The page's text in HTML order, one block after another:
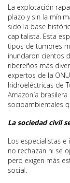
La explotación
plazo y sin la
sido la base
capitalista. Esta
tipos de tumores
inundaron cientos
ribereños más
expertos de la
hidroeléctricas de
Amazonía
socioambientales
La sociedad civil
Los especialistas
no rechazan ni se
pero exigen más
social.